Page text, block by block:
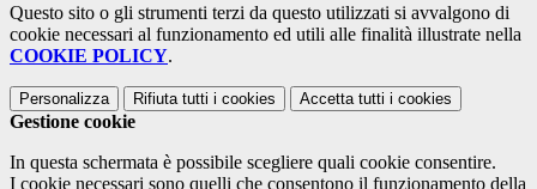
Questo sito o gli strumenti terzi da questo utilizzati si avvalgono di
cookie necessari al funzionamento ed utili alle finalità illustrate nella
COOKIE POLICY.
Personalizza Rifiuta tutti i cookies Accetta tutti i cookies
Gestione cookie
In questa schermata è possibile scegliere quali cookie consentire.
I cookie necessari sono quelli che consentono il funzionamento della